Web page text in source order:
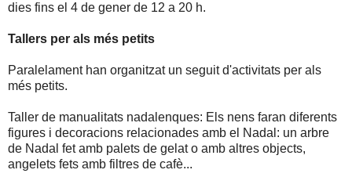
dies fins el 4 de gener de 12 a 20 h.
Tallers per als més petits
Paralelament han organitzat un seguit d'activitats per als
més petits.
Taller de manualitats nadalenques: Els nens faran diferents
figures i decoracions relacionades amb el Nadal: un arbre
de Nadal fet amb palets de gelat o amb altres objects,
angelets fets amb filtres de cafè...